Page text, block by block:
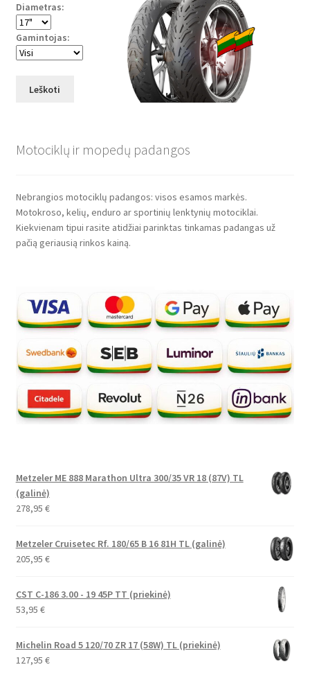
Diametras:
Gamintojas:
Leškoti
Motociklų ir mopedų padangos
Nebrangios motociklų padangos: visos esamos markės.
Motokroso, kelių, enduro ar sportinių lenktynių motociklai.
Kiekvienam tipui rasite atidžiai parinktas tinkamas padangas už
pačią geriausią rinkos kainą.
Metzeler ME 888 Marathon Ultra 300/35 VR 18 (87V) TL
(galinė)
278,95 €
Metzeler Cruisetec Rf. 180/65 B 16 81H TL (galinė)
205,95 €
CST C-186 3.00 - 19 45P TT (priekinė)
53,95 €
Michelin Road 5 120/70 ZR 17 (58W) TL (priekinė)
127,95 €